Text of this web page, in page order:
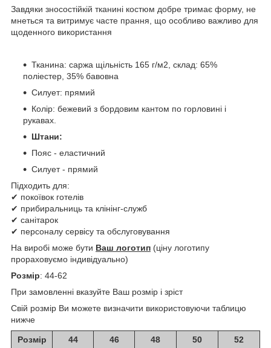
Завдяки зносостійкій тканині костюм добре тримає форму, не
мнеться та витримує часте прання, що особливо важливо для
щоденного використання
Тканина: саржа щільність 165 г/м2, склад: 65%
поліестер, 35% бавовна
Силует: прямий
Колір: бежевий з бордовим кантом по горловині і
рукавах.
Штани:
Пояс - еластичний
Силует - прямий
Підходить для:
✔ покоївок готелів
✔ прибиральниць та клінінг-служб
✔ санітарок
✔ персоналу сервісу та обслуговування
На виробі може бути Ваш логотип (ціну логотипу
прораховуємо індивідуально)
Розмір: 44-62
При замовленні вказуйте Ваш розмір і зріст
Свій розмір Ви можете визначити використовуючи таблицю
нижче
Розмір 44 46 48 50 52